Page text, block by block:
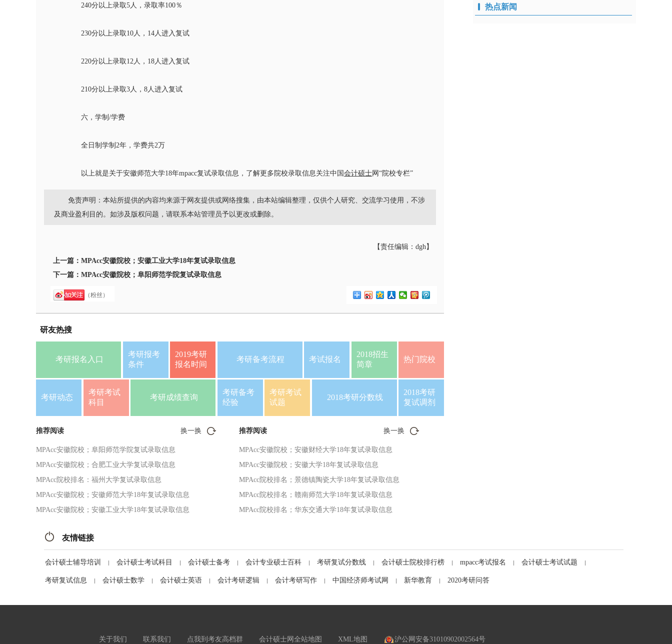
240分以上录取5人，录取率100％
230分以上录取10人，14人进入复试
220分以上录取12人，18人进入复试
210分以上录取3人，8人进入复试
六，学制/学费
全日制学制2年，学费共2万
以上就是关于安徽师范大学18年mpacc复试录取信息，了解更多院校录取信息关注中国 会计硕士网“院校专栏”
免责声明：本站所提供的内容均来源于网友提供或网络搜集，由本站编辑整理，仅供个人研究、交流学习使用，不涉
及商业盈利目的。如涉及版权问题，请联系本站管理员予以更改或删除。
【责任编辑：dgh】
上一篇： MPAcc安徽院校；安徽工业大学18年复试录取信息
下一篇： MPAcc安徽院校；阜阳师范学院复试录取信息
（粉丝）
研友热搜
考研报名入口
考研报考
条件
2019考研
报名时间
考研备考流程 考试报名
2018招生
简章
热门院校
考研动态
考研考试
科目
考研成绩查询
考研备考
经验
考研考试
试题
2018考研分数线
2018考研
复试调剂
推荐阅读 换一换
MPAcc安徽院校；阜阳师范学院复试录取信息
MPAcc安徽院校；合肥工业大学复试录取信息
MPAcc院校排名：福州大学复试录取信息
MPAcc安徽院校；安徽师范大学18年复试录取信息
MPAcc安徽院校；安徽工业大学18年复试录取信息
推荐阅读 换一换
MPAcc安徽院校；安徽财经大学18年复试录取信息
MPAcc安徽院校；安徽大学18年复试录取信息
MPAcc院校排名；景德镇陶瓷大学18年复试录取信息
MPAcc院校排名；赣南师范大学18年复试录取信息
MPAcc院校排名；华东交通大学18年复试录取信息
热点新闻
友情链接
会计硕士辅导培训 会计硕士考试科目 会计硕士备考 会计专业硕士百科 考研复试分数线 会计硕士院校排行榜 mpacc考试报名 会计硕士考试试题
考研复试信息 会计硕士数学 会计硕士英语 会计考研逻辑 会计考研写作 中国经济师考试网 新华教育 2020考研问答
关于我们 联系我们 点我到考友高档群 会计硕士网全站地图 XML地图 沪公网安备31010902002564号